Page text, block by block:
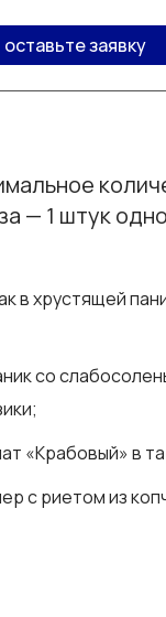
оставьте заявку
— 1 штук
в хрустящей
со
«Крабовый» в
с риетом из